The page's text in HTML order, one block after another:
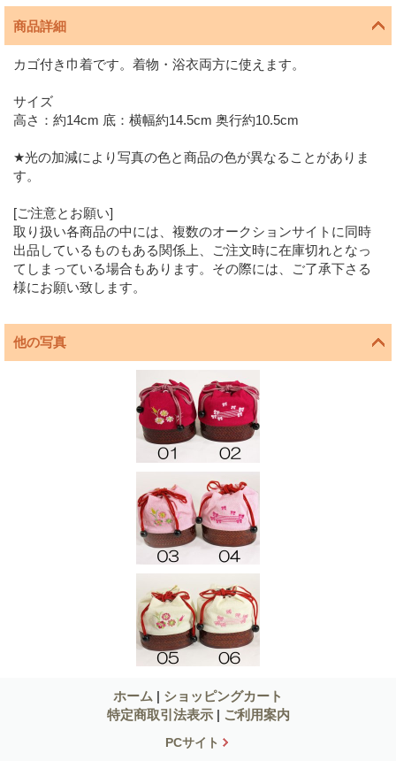
商品詳細
カゴ付き巾着です。着物・浴衣両方に使えます。
サイズ
高さ：約14cm 底：横幅約14.5cm 奥行約10.5cm
★光の加減により写真の色と商品の色が異なることがありま
す。
[ご注意とお願い]
取り扱い各商品の中には、複数のオークションサイトに同時
出品しているものもある関係上、ご注文時に在庫切れとなっ
てしまっている場合もあります。その際には、ご了承下さる
様にお願い致します。
他の写真
ホーム | ショッピングカート
特定商取引法表示 | ご利用案内
PCサイト